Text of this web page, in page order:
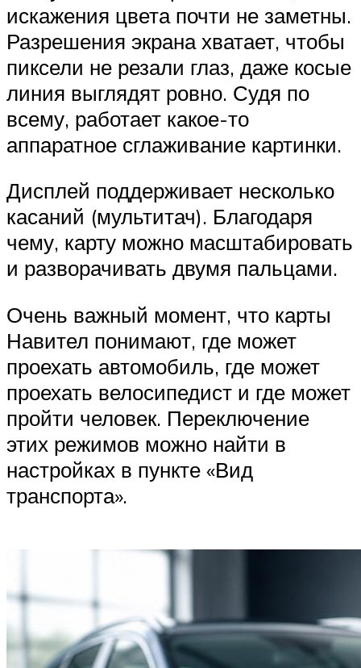
искажения цвета почти не заметны.
Разрешения экрана хватает, чтобы
пиксели не резали глаз, даже косые
линия выглядят ровно. Судя по
всему, работает какое-то
аппаратное сглаживание картинки.
Дисплей поддерживает несколько
касаний (мультитач). Благодаря
чему, карту можно масштабировать
и разворачивать двумя пальцами.
Очень важный момент, что карты
Навител понимают, где может
проехать автомобиль, где может
проехать велосипедист и где может
пройти человек. Переключение
этих режимов можно найти в
настройках в пункте «Вид
транспорта».